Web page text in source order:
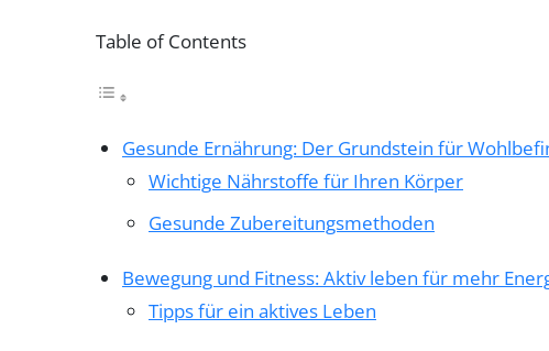
Table of Contents
Gesunde Ernährung: Der Grundstein für
Wichtige Nährstoffe für Ihren Körper
Gesunde Zubereitungsmethoden
Bewegung und Fitness: Aktiv leben für mehr
Tipps für ein aktives Leben